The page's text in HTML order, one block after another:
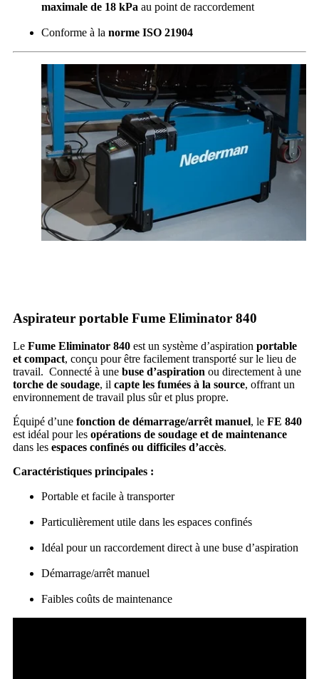
maximale de 18 kPa au point de raccordement
Conforme à la norme ISO 21904
Aspirateur portable Fume Eliminator 840
Le Fume Eliminator 840 est un système d’aspiration portable
et compact, conçu pour être facilement transporté sur le lieu de
travail. Connecté à une buse d’aspiration ou directement à une
torche de soudage, il capte les fumées à la source, offrant un
environnement de travail plus sûr et plus propre.
Équipé d’une fonction de démarrage/arrêt manuel, le FE 840
est idéal pour les opérations de soudage et de maintenance
dans les espaces confinés ou difficiles d’accès.
Caractéristiques principales :
Portable et facile à transporter
Particulièrement utile dans les espaces confinés
Idéal pour un raccordement direct à une buse d’aspiration
Démarrage/arrêt manuel
Faibles coûts de maintenance